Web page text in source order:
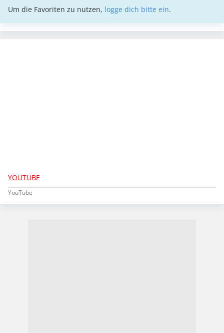
Um die Favoriten zu nutzen, logge dich bitte ein.
YOUTUBE
YouTube